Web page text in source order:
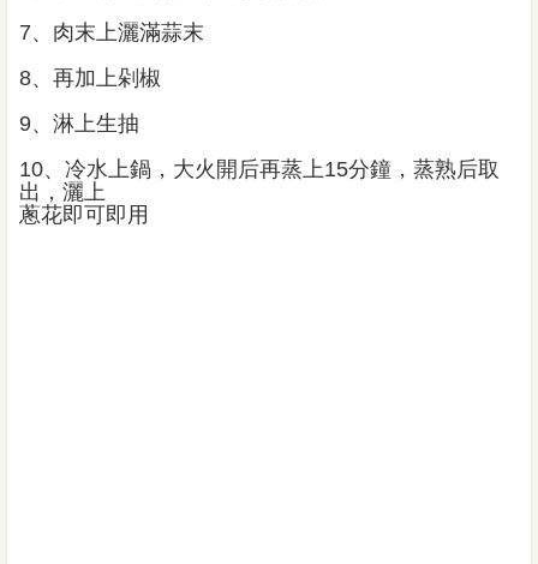
7、肉末上灑滿蒜末
8、再加上剁椒
9、淋上生抽
10、冷水上鍋，大火開后再蒸上15分鐘，蒸熟后取
出，灑上
蔥花即可即用